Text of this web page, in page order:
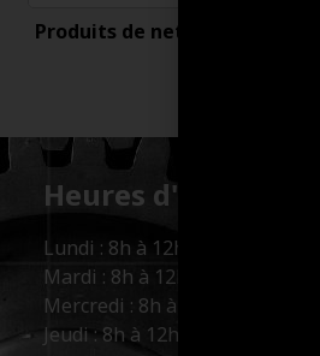
Produits de nettoyage
Heures d'ouverture :
Lundi : 8h à 12h et 13h à 17h
Mardi : 8h à 12h et 13h à 17h
Mercredi : 8h à 12h et 13h à 17h
Jeudi : 8h à 12h et 13h à 17h